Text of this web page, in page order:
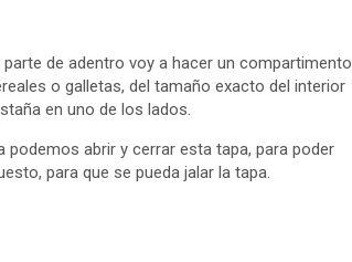
de adentro voy a hacer un compartimento
o galletas, del tamaño exacto del interior
en uno de los lados.
podemos abrir y cerrar esta tapa, para poder
para que se pueda jalar la tapa.